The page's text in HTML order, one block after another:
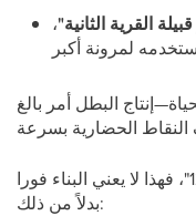
القرية الثانية"،
لمرونة أكبر
البطل أمر بالغ
بدلاً من ذلك: